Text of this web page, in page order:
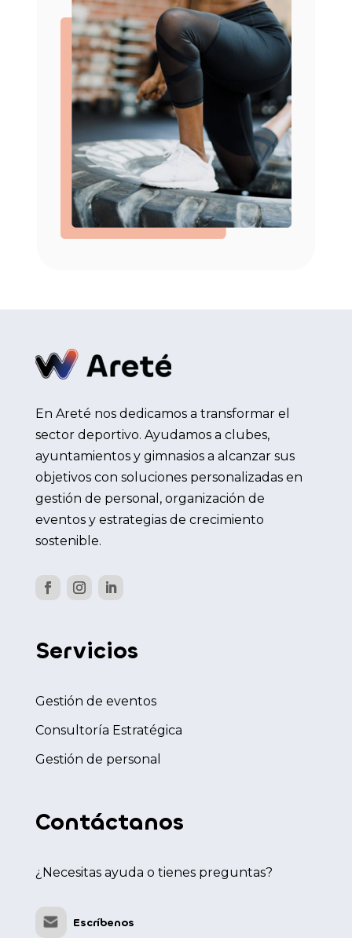
En Areté nos dedicamos a transformar el
sector deportivo. Ayudamos a clubes,
ayuntamientos y gimnasios a alcanzar sus
objetivos con soluciones personalizadas en
gestión de personal, organización de
eventos y estrategias de crecimiento
sostenible.
Servicios
Gestión de eventos
Consultoría Estratégica
Gestión de personal
Contáctanos
¿Necesitas ayuda o tienes preguntas?
Escríbenos